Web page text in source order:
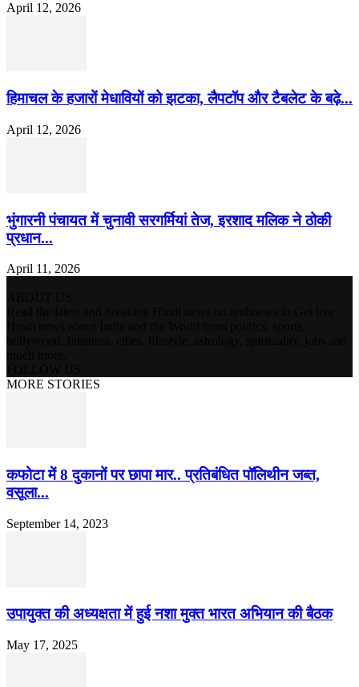
April 12, 2026
हिमाचल के हजारों मेधावियों को झटका, लैपटॉप और टैबलेट के बढ़े...
April 12, 2026
भुंगारनी पंचायत में चुनावी सरगर्मियां तेज, इरशाद मलिक ने ठोकी
प्रधान...
April 11, 2026
MORE STORIES
कफोटा में 8 दुकानों पर छापा मार.. प्रतिबंधित पॉलिथीन जब्त,
वसूला...
September 14, 2023
उपायुक्त की अध्यक्षता में हुई नशा मुक्त भारत अभियान की बैठक
May 17, 2025